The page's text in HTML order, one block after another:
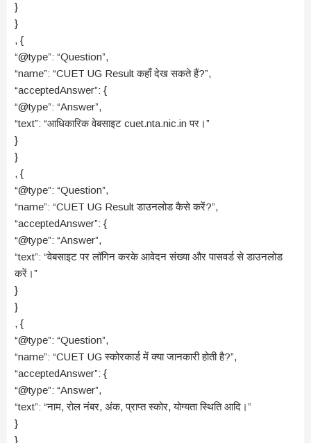
}
}
, {
“@type”: “Question”,
“name”: “CUET UG Result कहाँ देख सकते हैं?”,
“acceptedAnswer”: {
“@type”: “Answer”,
“text”: “आधिकारिक वेबसाइट cuet.nta.nic.in पर।”
}
}
, {
“@type”: “Question”,
“name”: “CUET UG Result डाउनलोड कैसे करें?”,
“acceptedAnswer”: {
“@type”: “Answer”,
“text”: “वेबसाइट पर लॉगिन करके आवेदन संख्या और पासवर्ड से डाउनलोड
करें।”
}
}
, {
“@type”: “Question”,
“name”: “CUET UG स्कोरकार्ड में क्या जानकारी होती है?”,
“acceptedAnswer”: {
“@type”: “Answer”,
“text”: “नाम, रोल नंबर, अंक, प्राप्त स्कोर, योग्यता स्थिति आदि।”
}
}